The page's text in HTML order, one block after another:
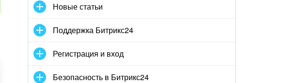
Новые статьи
Поддержка Битрикс24
Регистрация и вход
Безопасность в Битрикс24